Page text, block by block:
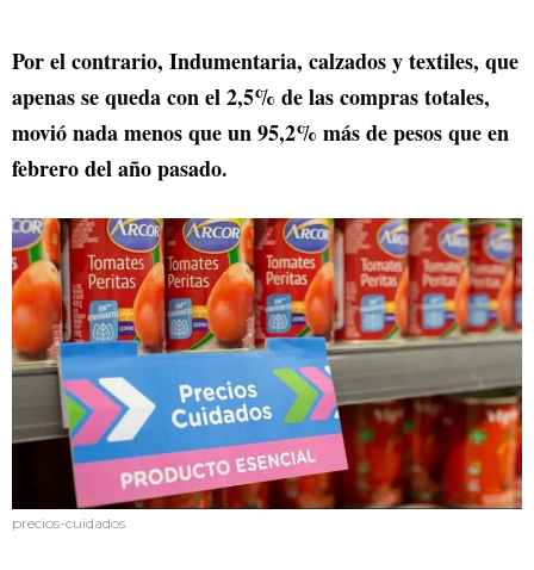
Por el contrario, Indumentaria, calzados y textiles, que
apenas se queda con el 2,5% de las compras totales,
movió nada menos que un 95,2% más de pesos que en
febrero del año pasado.
precios-cuidados